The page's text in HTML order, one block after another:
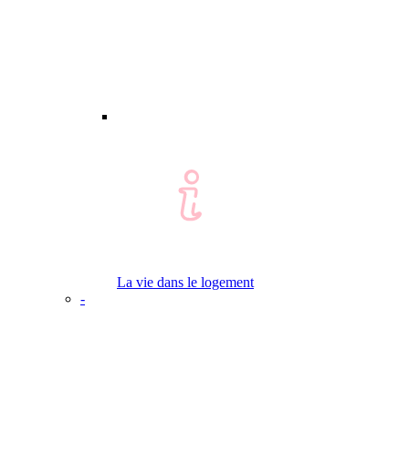
La vie dans le logement
-